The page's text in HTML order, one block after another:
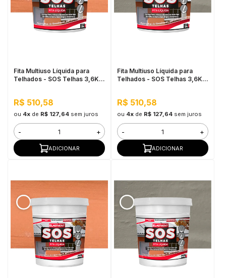
Fita Multiuso Líquida para
Telhados - SOS Telhas 3,6KG
R$ 510,58
ou 4xde R$ 127,64 sem juros
- +
ADICIONAR
Fita Multiuso Líquida para
Telhados - SOS Telhas 3,6KG
R$ 510,58
ou 4xde R$ 127,64 sem juros
- +
ADICIONAR